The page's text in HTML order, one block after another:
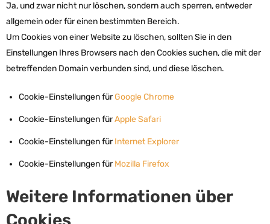
Ja, und zwar nicht nur löschen, sondern auch sperren, entweder
allgemein oder für einen bestimmten Bereich.
Um Cookies von einer Website zu löschen, sollten Sie in den
Einstellungen Ihres Browsers nach den Cookies suchen, die mit der
betreffenden Domain verbunden sind, und diese löschen.
Cookie-Einstellungen fürGoogle Chrome
Cookie-Einstellungen fürApple Safari
Cookie-Einstellungen fürInternet Explorer
Cookie-Einstellungen fürMozilla Firefox
Weitere Informationen über